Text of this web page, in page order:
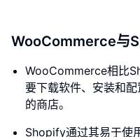
WooCommerce与
WooCommerce相比
要下载软件、安装和
的商店。
Shopify通过其易于使